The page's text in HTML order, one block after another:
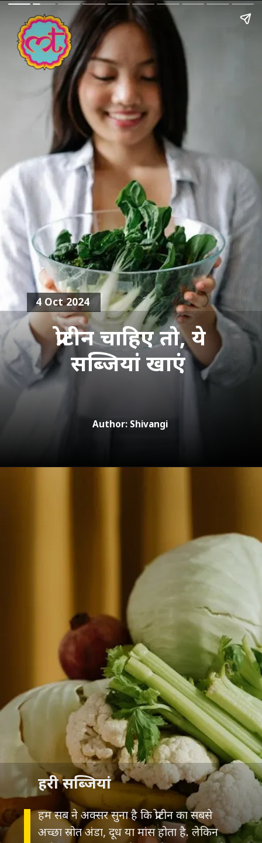
प्रोटीन चाहिए तो, ये
सब्जियां खाएं
4 Oct 2024
Author: Shivangi
हम सब ने अक्सर सुना है कि प्रोटीन का सबसे
अच्छा स्रोत अंडा, दूध या मांस होता है. लेकिन
हरी सब्जियां